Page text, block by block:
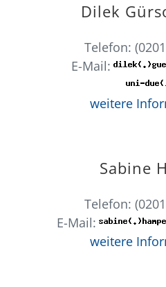
Dilek
Telefon:
E-Mail:
weitere
Sabine
Telefon:
E-Mail:
weitere